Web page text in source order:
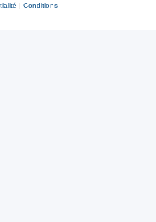
| Conditions